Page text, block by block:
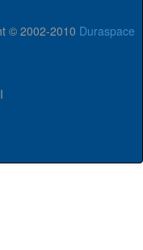
© 2002-2010 Duraspace